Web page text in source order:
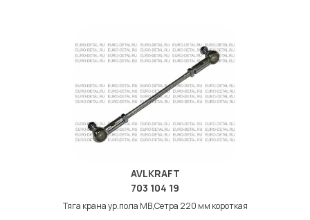
AVLKRAFT
703 104 19
Тяга крана ур.пола МВ,Сетра 220 мм короткая